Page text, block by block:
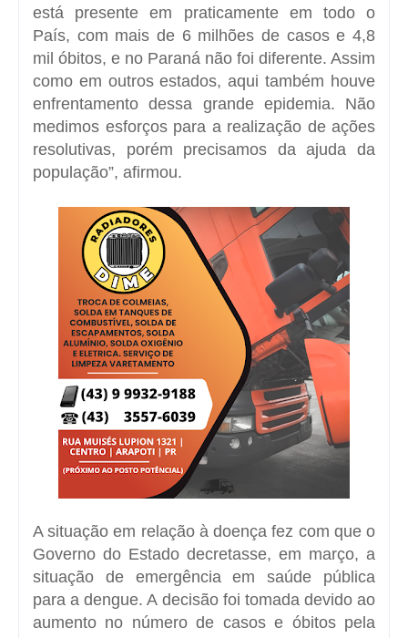
está presente em praticamente em todo o
País, com mais de 6 milhões de casos e 4,8
mil óbitos, e no Paraná não foi diferente. Assim
como em outros estados, aqui também houve
enfrentamento dessa grande epidemia. Não
medimos esforços para a realização de ações
resolutivas, porém precisamos da ajuda da
população”, afirmou.
A situação em relação à doença fez com que o
Governo do Estado decretasse, em março, a
situação de emergência em saúde pública
para a dengue. A decisão foi tomada devido ao
aumento no número de casos e óbitos pela